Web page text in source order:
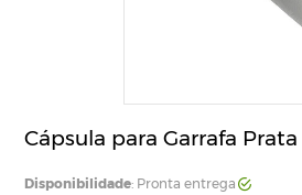
Cápsula para Garrafa
Disponibilidade: Pronta entrega